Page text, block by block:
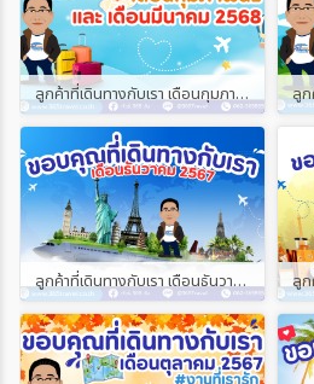
ลูกค้าที่เดินทางกับเรา เดือนกุมภาพันธ์ และเดือนมีนาคม 2568
ลูกค้าที่เดินทางกับเรา เดือนธันวาคม 2567